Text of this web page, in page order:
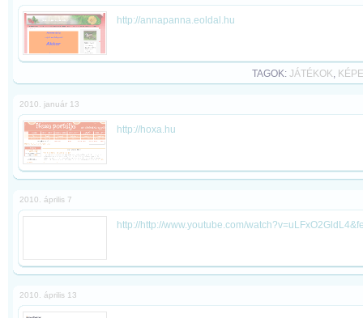
http://annapanna.eoldal.hu
TAGOK: JÁTÉKOK,
2010. január 13
http://hoxa.hu
2010. április 7
http://http://www.youtube.com/
2010. április 13